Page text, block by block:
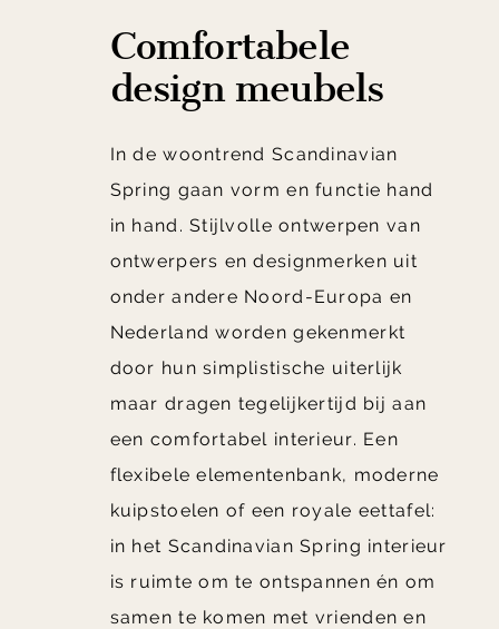
Comfortabele
design meubels
In de woontrend Scandinavian
Spring gaan vorm en functie hand
in hand. Stijlvolle ontwerpen van
ontwerpers en designmerken uit
onder andere Noord-Europa en
Nederland worden gekenmerkt
door hun simplistische uiterlijk
maar dragen tegelijkertijd bij aan
een comfortabel interieur. Een
flexibele elementenbank, moderne
kuipstoelen of een royale eettafel:
in het Scandinavian Spring interieur
is ruimte om te ontspannen én om
samen te komen met vrienden en